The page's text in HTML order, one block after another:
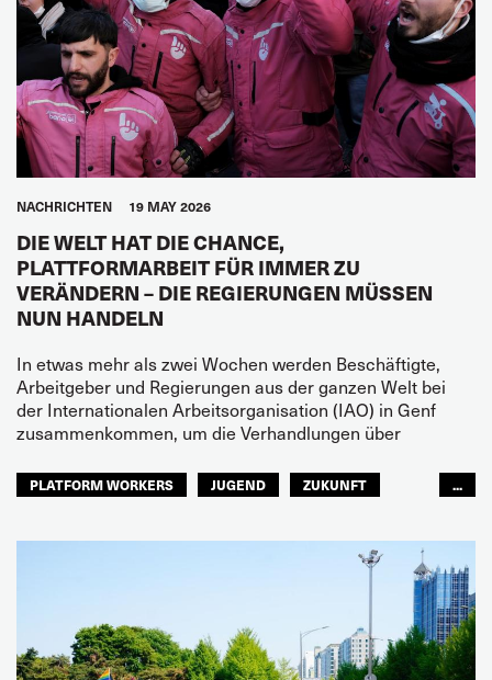
NACHRICHTEN 19 MAY 2026
DIE WELT HAT DIE CHANCE,
PLATTFORMARBEIT FÜR IMMER ZU
VERÄNDERN – DIE REGIERUNGEN MÜSSEN
NUN HANDELN
In etwas mehr als zwei Wochen werden Beschäftigte,
Arbeitgeber und Regierungen aus der ganzen Welt bei
der Internationalen Arbeitsorganisation (IAO) in Genf
zusammenkommen, um die Verhandlungen über
PLATFORM WORKERS JUGEND
ZUKUNFT
...